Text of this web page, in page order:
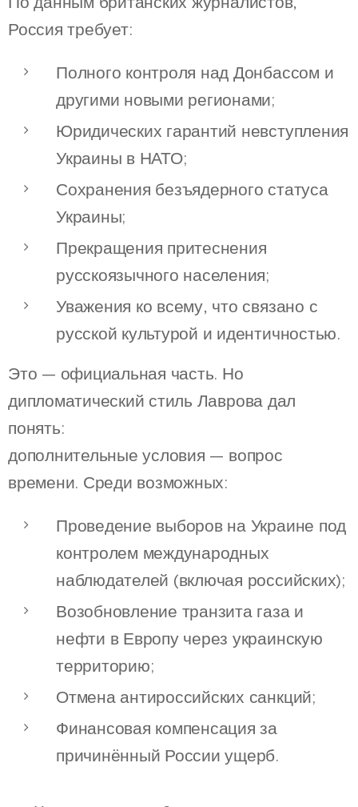
Россия требует:
Полного контроля над Донбассом и
другими новыми регионами;
Юридических гарантий невступления
Украины в НАТО;
Сохранения безъядерного статуса
Украины;
Прекращения притеснения
русскоязычного населения;
Уважения ко всему, что связано с
русской культурой и идентичностью.
Это — официальная часть. Но
дипломатический стиль Лаврова дал
понять:
дополнительные условия — вопрос
времени. Среди возможных:
Проведение выборов на Украине под
контролем международных
наблюдателей (включая российских);
Возобновление транзита газа и
нефти в Европу через украинскую
территорию;
Отмена антироссийских санкций;
Финансовая компенсация за
причинённый России ущерб.